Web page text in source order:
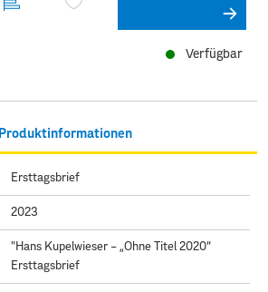
Verfügbar
Produktinformationen
Ersttagsbrief
2023
"Hans Kupelwieser – „Ohne Titel 2020“
Ersttagsbrief